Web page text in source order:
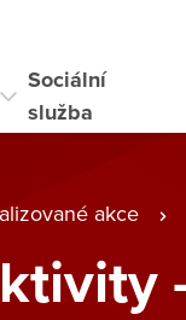
Sociální
služba
akce